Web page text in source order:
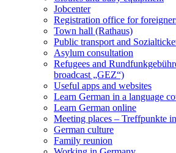
Jobcenter
Registration office for
Town hall (Rathaus)
Public transport and
Asylum consultation
Refugees and
broadcast „GEZ“)
Useful apps and websites
Learn German in a language
Learn German online
Meeting places – Treffpunkte
German culture
Family reunion